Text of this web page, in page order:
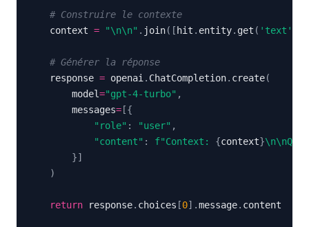
# Construire le contexte
    context
= "\n\n" . join( [ hit . entity. get ( 'text'
# Générer la réponse
    response
= openai . ChatCompletion. create(
        model
="gpt-4-turbo" ,
        messages
= [{
"role" : "user" ,
"content" : f"Context: {context}
}]
)
return response. choices [0] .message.